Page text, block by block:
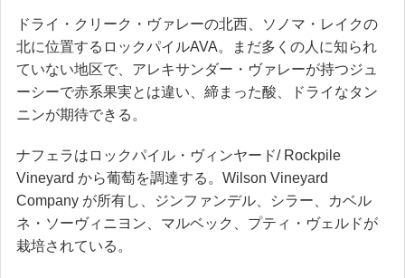
ドライ・クリーク・ヴァレーの北西、ソノマ・レイクの
北に位置するロックパイルAVA。まだ多くの人に知られ
ていない地区で、アレキサンダー・ヴァレーが持つジュ
ーシーで赤系果実とは違い、締まった酸、ドライなタン
ニンが期待できる。
ナフェラはロックパイル・ヴィンヤード/ Rockpile
Vineyard から葡萄を調達する。Wilson Vineyard
Company が所有し、ジンファンデル、シラー、カベル
ネ・ソーヴィニヨン、マルベック、プティ・ヴェルドが
栽培されている。